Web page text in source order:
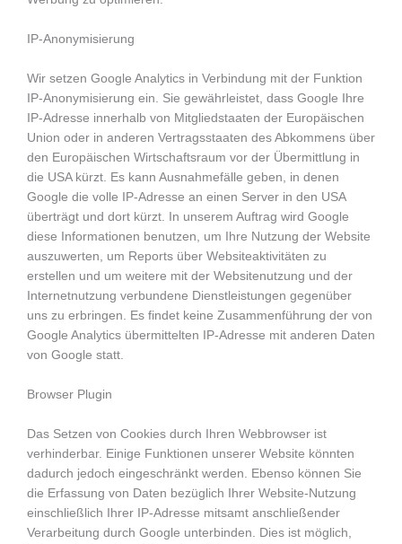
IP-Anonymisierung
Wir setzen Google Analytics in Verbindung mit der Funktion
IP-Anonymisierung ein. Sie gewährleistet, dass Google Ihre
IP-Adresse innerhalb von Mitgliedstaaten der Europäischen
Union oder in anderen Vertragsstaaten des Abkommens über
den Europäischen Wirtschaftsraum vor der Übermittlung in
die USA kürzt. Es kann Ausnahmefälle geben, in denen
Google die volle IP-Adresse an einen Server in den USA
überträgt und dort kürzt. In unserem Auftrag wird Google
diese Informationen benutzen, um Ihre Nutzung der Website
auszuwerten, um Reports über Websiteaktivitäten zu
erstellen und um weitere mit der Websitenutzung und der
Internetnutzung verbundene Dienstleistungen gegenüber
uns zu erbringen. Es findet keine Zusammenführung der von
Google Analytics übermittelten IP-Adresse mit anderen Daten
von Google statt.
Browser Plugin
Das Setzen von Cookies durch Ihren Webbrowser ist
verhinderbar. Einige Funktionen unserer Website könnten
dadurch jedoch eingeschränkt werden. Ebenso können Sie
die Erfassung von Daten bezüglich Ihrer Website-Nutzung
einschließlich Ihrer IP-Adresse mitsamt anschließender
Verarbeitung durch Google unterbinden. Dies ist möglich,